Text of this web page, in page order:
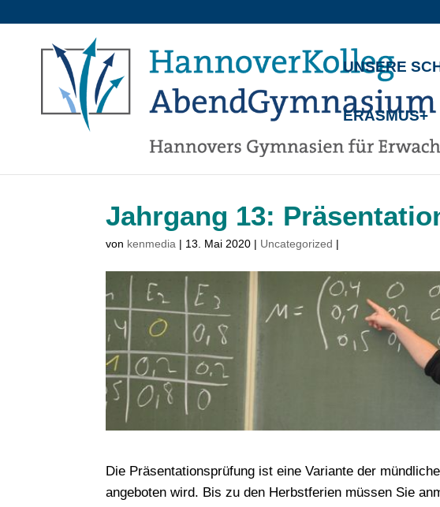
UNSERE
ERASMUS+
Jahrgang 13:
von kenmedia | 13. Mai 2020 | Uncategorized |
Die Präsentationsprüfung ist eine Variante der
angeboten wird. Bis zu den Herbstferien müssen Sie